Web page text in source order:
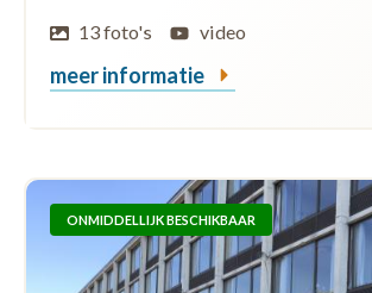
13 foto's
video
meer informatie
ONMIDDELLIJK BESCHIKBAAR